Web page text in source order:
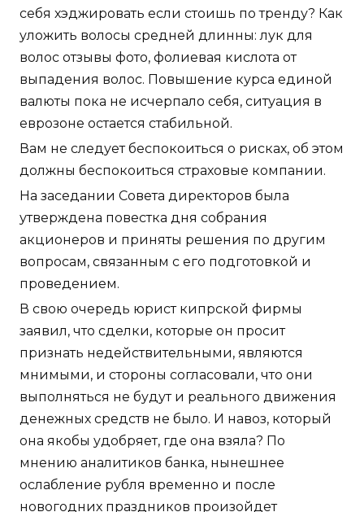
себя хэджировать если стоишь по тренду? Как
уложить волосы средней длинны: лук для
волос отзывы фото, фолиевая кислота от
выпадения волос. Повышение курса единой
валюты пока не исчерпало себя, ситуация в
еврозоне остается стабильной.
Вам не следует беспокоиться о рисках, об этом
должны беспокоиться страховые компании.
На заседании Совета директоров была
утверждена повестка дня собрания
акционеров и приняты решения по другим
вопросам, связанным с его подготовкой и
проведением.
В свою очередь юрист кипрской фирмы
заявил, что сделки, которые он просит
признать недействительными, являются
мнимыми, и стороны согласовали, что они
выполняться не будут и реального движения
денежных средств не было. И навоз, который
она якобы удобряет, где она взяла? По
мнению аналитиков банка, нынешнее
ослабление рубля временно и после
новогодних праздников произойдет